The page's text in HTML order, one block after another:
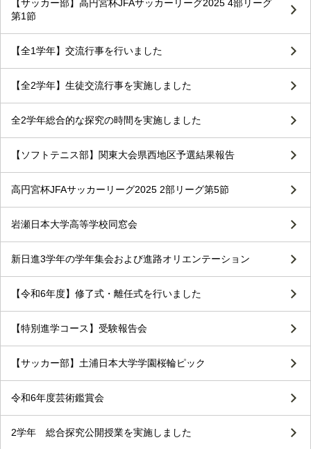
【サッカー部】高円宮杯JFAサッカーリーグ2025 4部リーグ
第1節
【全1学年】交流行事を行いました
【全2学年】生徒交流行事を実施しました
全2学年総合的な探究の時間を実施しました
【ソフトテニス部】関東大会県西地区予選結果報告
高円宮杯JFAサッカーリーグ2025 2部リーグ第5節
岩瀬日本大学高等学校同窓会
新日進3学年の学年集会および進路オリエンテーション
【令和6年度】修了式・離任式を行いました
【特別進学コース】受験報告会
【サッカー部】土浦日本大学学園桜輪ピック
令和6年度芸術鑑賞会
2学年 総合探究公開授業を実施しました